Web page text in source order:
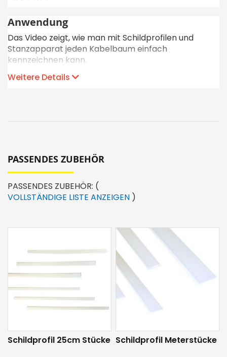
Anwendung
Das Video zeigt, wie man mit Schildprofilen und
Stanzapparat jeden Kabelbaum einfach
kennzeichnen kann.
Weitere Details
PASSENDES ZUBEHÖR
PASSENDES ZUBEHÖR: (
VOLLSTÄNDIGE LISTE ANZEIGEN )
Schildprofil 25cm Stücke Schildprofil Meterstücke